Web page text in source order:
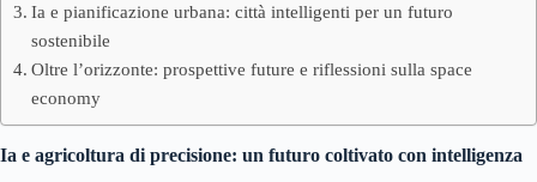
Ia e pianificazione urbana: città intelligenti per un futuro
sostenibile
Oltre l’orizzonte: prospettive future e riflessioni sulla space
economy
Ia e agricoltura di precisione: un futuro coltivato con intelligenza